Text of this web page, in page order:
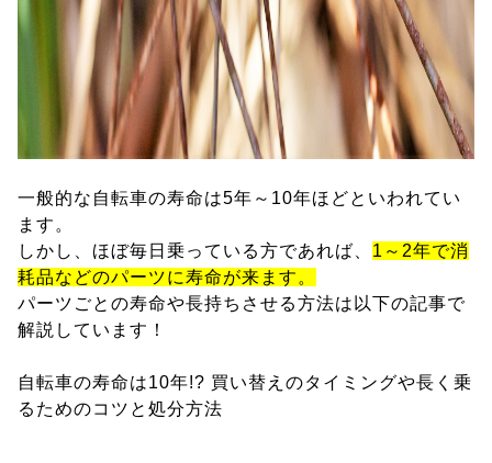
一般的な自転車の寿命は5年～10年ほどといわれてい
ます。
しかし、ほぼ毎日乗っている方であれば、 1～2年で消
耗品などのパーツに寿命が来ます。
パーツごとの寿命や長持ちさせる方法は以下の記事で
解説しています！
自転車の寿命は10年!? 買い替えのタイミングや長く乗
るためのコツと処分方法